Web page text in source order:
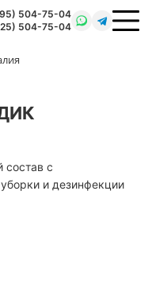
504-75-04
504-75-04
с
и дезинфекции